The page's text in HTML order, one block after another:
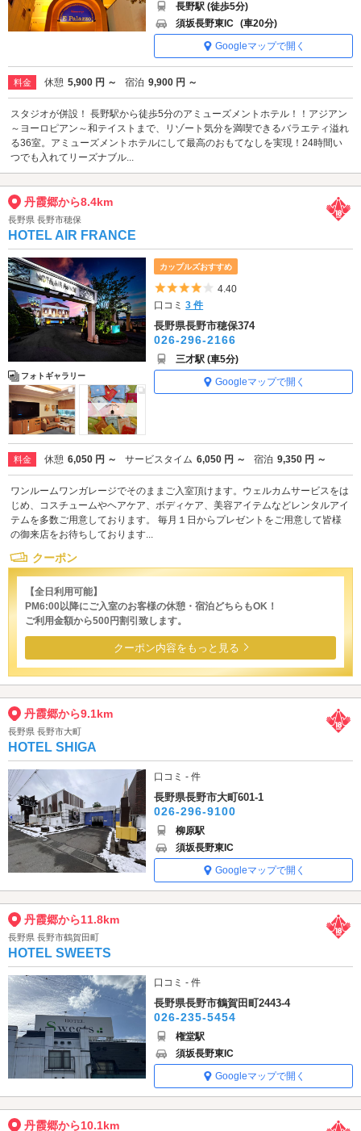
長野駅 (徒歩5分)
須坂長野東IC (車20分)
Googleマップで開く
料金 休憩 5,900 円 ～ 宿泊 9,900 円 ～
スタジオが併設！ 長野駅から徒歩5分のアミューズメントホテル！！アジアン
～ヨーロピアン～和テイストまで、リゾート気分を満喫できるバラエティ溢れ
る36室。アミューズメントホテルにして最高のおもてなしを実現！24時間い
つでも入れてリーズナブル...
丹霞郷から8.4km
長野県 長野市穂保
HOTEL AIR FRANCE
フォトギャラリー
カップルズおすすめ
5つ星のうち4
4.40
口コミ3 件
長野県長野市穂保374
026-296-2166
三才駅 (車5分)
Googleマップで開く
料金 休憩 6,050 円 ～ サービスタイム 6,050 円 ～ 宿泊 9,350 円 ～
ワンルームワンガレージでそのままご入室頂けます。ウェルカムサービスをは
じめ、コスチュームやヘアケア、ボディケア、美容アイテムなどレンタルアイ
テムを多数ご用意しております。 毎月１日からプレゼントをご用意して皆様
の御来店をお待ちしております...
クーポン
【全日利用可能】
PM6:00以降にご入室のお客様の休憩・宿泊どちらもOK！
ご利用金額から500円割引致します。
クーポン内容をもっと見る
丹霞郷から9.1km
長野県 長野市大町
HOTEL SHIGA
口コミ - 件
長野県長野市大町601-1
026-296-9100
柳原駅
須坂長野東IC
Googleマップで開く
丹霞郷から11.8km
長野県 長野市鶴賀田町
HOTEL SWEETS
口コミ - 件
長野県長野市鶴賀田町2443-4
026-235-5454
権堂駅
須坂長野東IC
Googleマップで開く
丹霞郷から10.1km